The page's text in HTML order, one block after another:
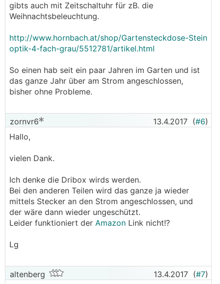
gibts auch mit Zeitschaltuhr für zB. die
Weihnachtsbeleuchtung.
http://www.hornbach.at/shop/Gartensteckdose-Stein
optik-4-fach-grau/5512781/artikel.html
So einen hab seit ein paar Jahren im Garten und ist
das ganze Jahr über am Strom angeschlossen,
bisher ohne Probleme.
zornvr6 13.4.2017 (#6)
Hallo,
vielen Dank.
Ich denke die Dribox wirds werden.
Bei den anderen Teilen wird das ganze ja wieder
mittels Stecker an den Strom angeschlossen, und
der wäre dann wieder ungeschützt.
Leider funktioniert der Amazon Link nicht!?
Lg
altenberg 13.4.2017 (#7)